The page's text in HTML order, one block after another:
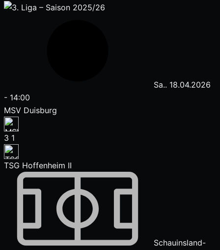
Sa.. 18.04.2026
- 14:00
MSV Duisburg
3 1
TSG Hoffenheim II
Schauinsland-